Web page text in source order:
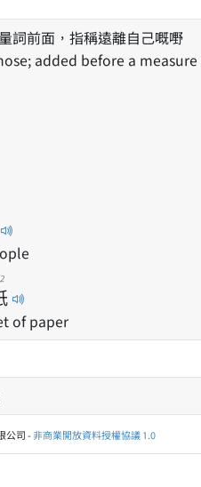
詞前面，指稱遠離自己嘅嘢
of paper
公司 -非商業開放資料授權協議 1.0